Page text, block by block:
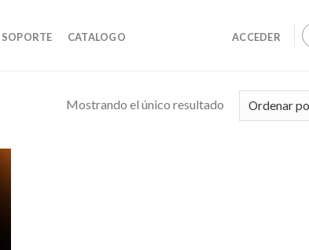
SOPORTE CATALOGO ACCEDER
Mostrando el único resultado